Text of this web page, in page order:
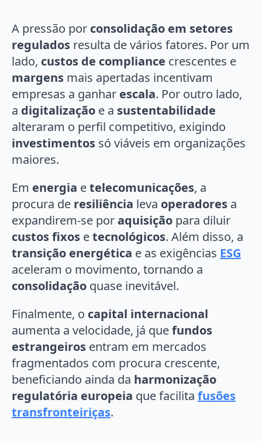
A pressão por consolidação em setores
regulados resulta de vários fatores. Por um
lado, custos de compliance crescentes e
margens mais apertadas incentivam
empresas a ganhar escala. Por outro lado,
a digitalização e a sustentabilidade
alteraram o perfil competitivo, exigindo
investimentos só viáveis em organizações
maiores.
Em energia etelecomunicações, a
procura de resiliência leva operadores a
expandirem-se poraquisição para diluir
custos fixos etecnológicos. Além disso, a
transição energética e as exigências ESG
aceleram o movimento, tornando a
consolidação quase inevitável.
Finalmente, o capital internacional
aumenta a velocidade, já quefundos
estrangeiros entram em mercados
fragmentados com procura crescente,
beneficiando ainda da harmonização
regulatória europeia que facilita fusões
transfronteiriças.